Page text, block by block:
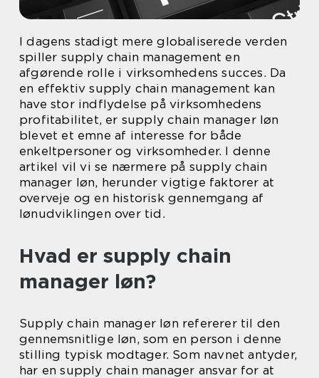
I dagens stadigt mere globaliserede verden
spiller supply chain management en
afgørende rolle i virksomhedens succes. Da
en effektiv supply chain management kan
have stor indflydelse på virksomhedens
profitabilitet, er supply chain manager løn
blevet et emne af interesse for både
enkeltpersoner og virksomheder. I denne
artikel vil vi se nærmere på supply chain
manager løn, herunder vigtige faktorer at
overveje og en historisk gennemgang af
lønudviklingen over tid.
Hvad er supply chain
manager løn?
Supply chain manager løn refererer til den
gennemsnitlige løn, som en person i denne
stilling typisk modtager. Som navnet antyder,
har en supply chain manager ansvar for at